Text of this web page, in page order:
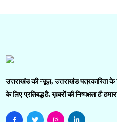
उत्तराखंड की न्यूज़, उत्तराखंड पत्रकारिता के
के लिए प्रतिबद्ध है. ख़बरों की निष्पक्षता ही